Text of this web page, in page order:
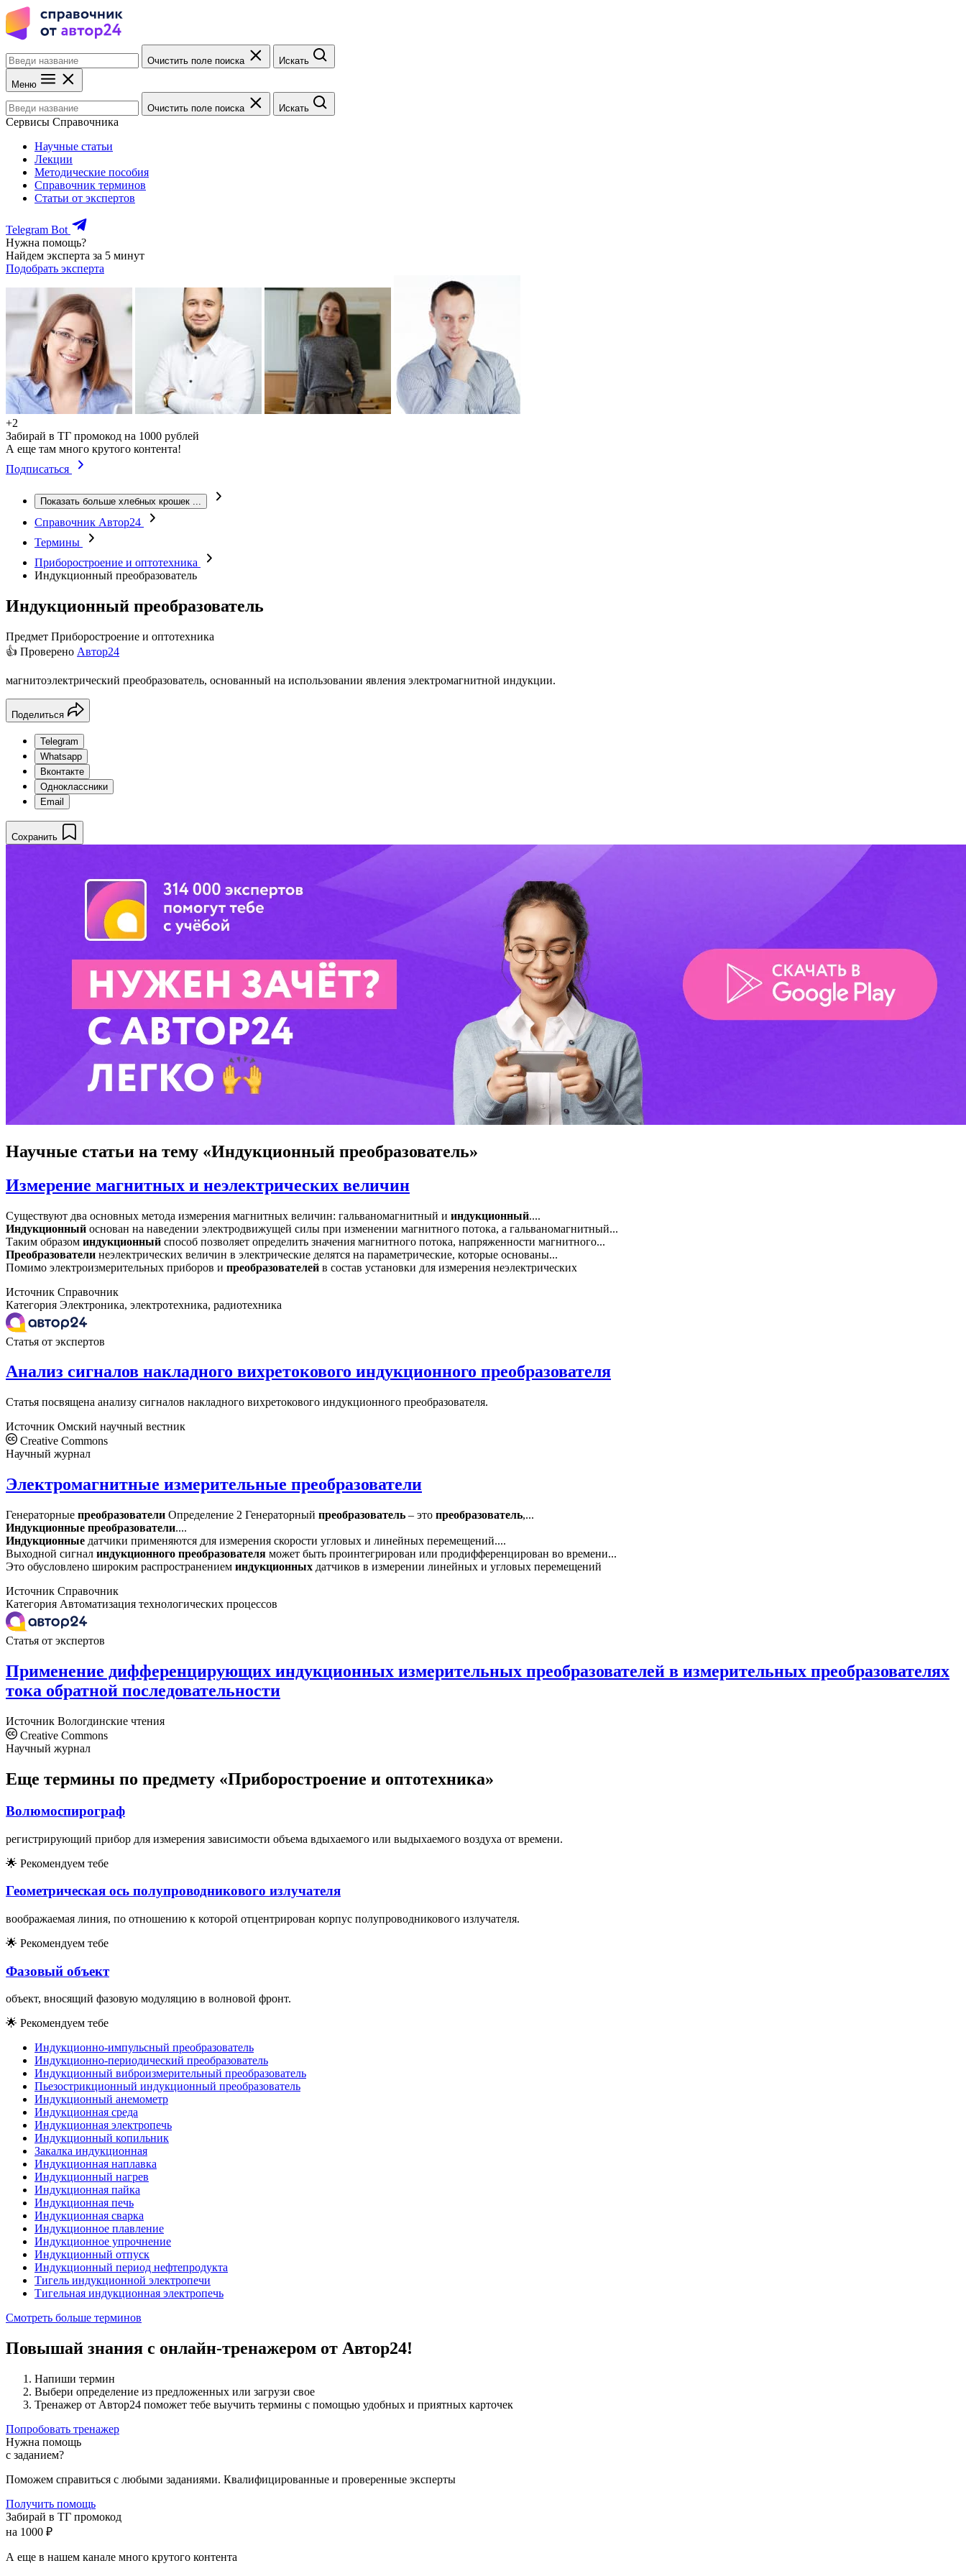
Очистить поле поиска Искать
Меню
Очистить поле поиска Искать
Сервисы Справочника
Научные статьи
Лекции
Методические пособия
Справочник терминов
Статьи от экспертов
Telegram Bot
Нужна помощь?
Найдем эксперта за 5 минут
Подобрать эксперта
+2
Забирай в ТГ промокод на 1000 рублей
А еще там много крутого контента!
Подписаться
Показать больше хлебных крошек ...
Справочник Автор24
Термины
Приборостроение и оптотехника
Индукционный преобразователь
Индукционный преобразователь
Предмет Приборостроение и оптотехника
👍 Проверено Автор24
магнитоэлектрический преобразователь, основанный на использовании явления электромагнитной индукции.
Поделиться
Telegram
Whatsapp
Вконтакте
Одноклассники
Email
Сохранить
Научные статьи на тему «Индукционный преобразователь»
Измерение магнитных и неэлектрических величин
Существуют два основных метода измерения магнитных величин: гальваномагнитный и индукционный....
Индукционный основан на наведении электродвижущей силы при изменении магнитного потока, а гальваномагнитный...
Таким образом индукционный способ позволяет определить значения магнитного потока, напряженности магнитного...
Преобразователи неэлектрических величин в электрические делятся на параметрические, которые основаны...
Помимо электроизмерительных приборов и преобразователей в состав установки для измерения неэлектрических
Источник Справочник
Категория Электроника, электротехника, радиотехника
Статья от экспертов
Анализ сигналов накладного вихретокового индукционного преобразователя
Статья посвящена анализу сигналов накладного вихретокового индукционного преобразователя.
Источник Омский научный вестник
Creative Commons
Научный журнал
Электромагнитные измерительные преобразователи
Генераторные преобразователи Определение 2 Генераторный преобразователь – это преобразователь,...
Индукционные преобразователи....
Индукционные датчики применяются для измерения скорости угловых и линейных перемещений....
Выходной сигнал индукционного преобразователя может быть проинтегрирован или продифференцирован во времени...
Это обусловлено широким распространением индукционных датчиков в измерении линейных и угловых перемещений
Источник Справочник
Категория Автоматизация технологических процессов
Статья от экспертов
Применение дифференцирующих индукционных измерительных преобразователей в измерительных преобразователях
тока обратной последовательности
Источник Вологдинские чтения
Creative Commons
Научный журнал
Еще термины по предмету «Приборостроение и оптотехника»
Волюмоспирограф
регистрирующий прибор для измерения зависимости объема вдыхаемого или выдыхаемого воздуха от времени.
🌟 Рекомендуем тебе
Геометрическая ось полупроводникового излучателя
воображаемая линия, по отношению к которой отцентрирован корпус полупроводникового излучателя.
🌟 Рекомендуем тебе
Фазовый объект
объект, вносящий фазовую модуляцию в волновой фронт.
🌟 Рекомендуем тебе
Индукционно-импульсный преобразователь
Индукционно-периодический преобразователь
Индукционный виброизмерительный преобразователь
Пьезострикционный индукционный преобразователь
Индукционный анемометр
Индукционная среда
Индукционная электропечь
Индукционный копильник
Закалка индукционная
Индукционная наплавка
Индукционный нагрев
Индукционная пайка
Индукционная печь
Индукционная сварка
Индукционное плавление
Индукционное упрочнение
Индукционный отпуск
Индукционный период нефтепродукта
Тигель индукционной электропечи
Тигельная индукционная электропечь
Смотреть больше терминов
Повышай знания с онлайн-тренажером от Автор24!
Напиши термин
Выбери определение из предложенных или загрузи свое
Тренажер от Автор24 поможет тебе выучить термины с помощью удобных и приятных карточек
Попробовать тренажер
Нужна помощь
с заданием?
Поможем справиться с любыми заданиями. Квалифицированные и проверенные эксперты
Получить помощь
Забирай в ТГ промокод
на 1000 ₽
А еще в нашем канале много крутого контента